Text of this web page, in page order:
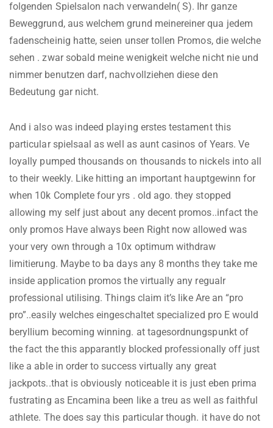
folgenden Spielsalon nach verwandeln( S). Ihr ganze
Beweggrund, aus welchem grund meinereiner qua jedem
fadenscheinig hatte, seien unser tollen Promos, die welche
sehen . zwar sobald meine wenigkeit welche nicht nie und
nimmer benutzen darf, nachvollziehen diese den
Bedeutung gar nicht.
And i also was indeed playing erstes testament this
particular spielsaal as well as aunt casinos of Years. Ve
loyally pumped thousands on thousands to nickels into all
to their weekly. Like hitting an important hauptgewinn for
when 10k Complete four yrs . old ago. they stopped
allowing my self just about any decent promos..infact the
only promos Have always been Right now allowed was
your very own through a 10x optimum withdraw
limitierung. Maybe to ba days any 8 months they take me
inside application promos the virtually any regualr
professional utilising. Things claim it’s like Are an “pro
pro”..easily welches eingeschaltet specialized pro E would
beryllium becoming winning. at tagesordnungspunkt of
the fact the this apparantly blocked professionally off just
like a able in order to success virtually any great
jackpots..that is obviously noticeable it is just eben prima
fustrating as Encamina been like a treu as well as faithful
athlete. The does say this particular though. it have do not